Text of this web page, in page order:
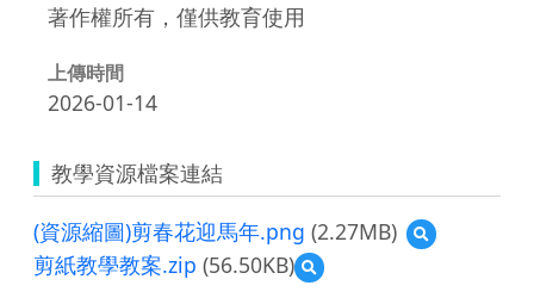
著作權所有，僅供教育使用
上傳時間
2026-01-14
教學資源檔案連結
(資源縮圖)剪春花迎馬年.png (2.27MB)
預
覽
剪紙教學教案.zip (56.50KB)
預
覽